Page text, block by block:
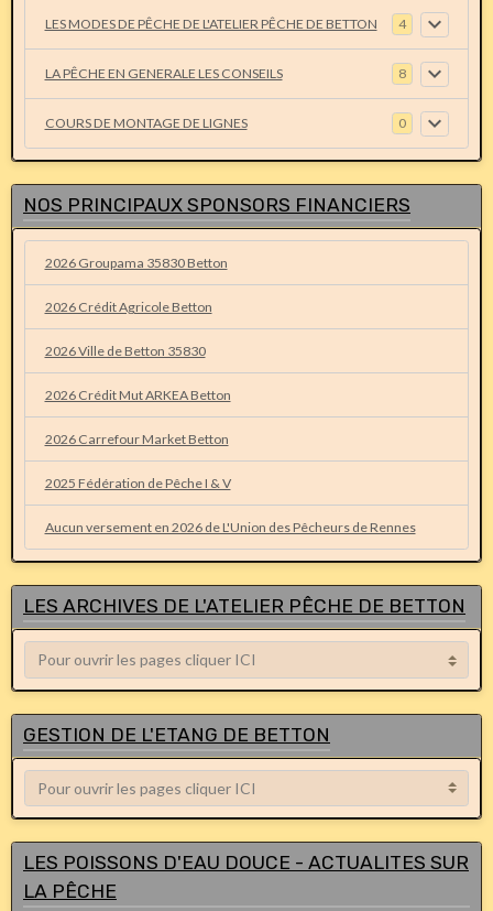
LES MODES DE PÊCHE DE L'ATELIER PÊCHE DE BETTON 4
LA PÊCHE EN GENERALE LES CONSEILS 8
COURS DE MONTAGE DE LIGNES 0
NOS PRINCIPAUX SPONSORS FINANCIERS
2026 Groupama 35830 Betton
2026 Crédit Agricole Betton
2026 Ville de Betton 35830
2026 Crédit Mut ARKEA Betton
2026 Carrefour Market Betton
2025 Fédération de Pêche I & V
Aucun versement en 2026 de L'Union des Pêcheurs de Rennes
LES ARCHIVES DE L'ATELIER PÊCHE DE BETTON
GESTION DE L'ETANG DE BETTON
LES POISSONS D'EAU DOUCE - ACTUALITES SUR
LA PÊCHE